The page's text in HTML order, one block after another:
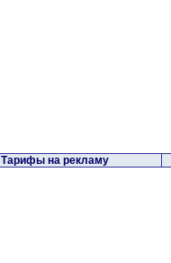
Тарифы на рекламу